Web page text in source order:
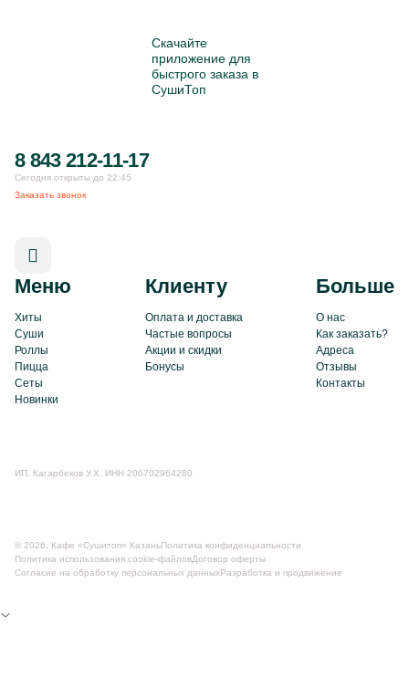
8 843 212-11-17
Сегодня открыты до 22:45
Заказать звонок
Скачайте
приложение для
быстрого заказа в
СушиТоп
Меню
Хиты
Суши
Роллы
Пицца
Сеты
Новинки
Клиенту
Оплата и доставка
Частые вопросы
Акции и скидки
Бонусы
Больше
О нас
Как заказать?
Адреса
Отзывы
Контакты
ИП. Кагарбеков У.Х. ИНН 200702964280
© 2026, Кафе «Сушитоп» КазаньПолитика конфиденциальности
Пoлитикa иcпoльзoвaния cookie-фaйлoвДоговор оферты
Согласие на обработку персональных данныхРазработка и продвижение